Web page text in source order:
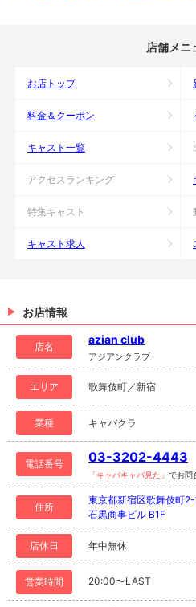
店舗メニ
お店トップ
料金＆クーポン
キャスト一覧
アクセスランキング
特集キャスト
キャスト求人
お店情報
店名
azian club
アジアンクラブ
エリア 歌舞伎町／新宿
業種 キャバクラ
電話番号 03-3202-4443
「キャバキャバ見た」 でお問
住所
東京都新宿区歌舞伎町
石黒商事ビル B1F
店休日 年中無休
営業時間 20:00〜LAST